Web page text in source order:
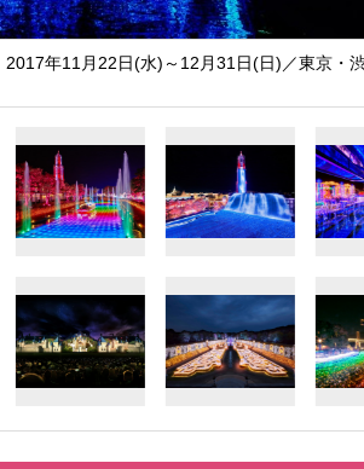
2017年11月22日(水)～12月31日(日)／東京・